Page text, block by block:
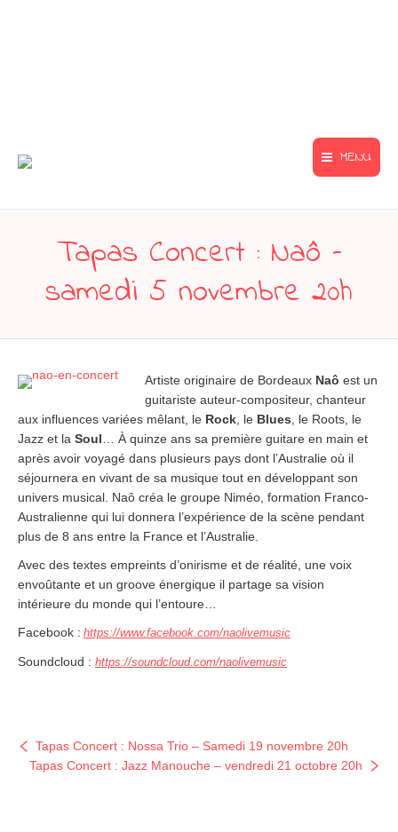
MENU
Tapas Concert : Naô –
samedi 5 novembre 20h
Artiste originaire de Bordeaux Naô est un
guitariste auteur-compositeur, chanteur
aux influences variées mêlant, le Rock , le Blues , le Roots, le
Jazz et la Soul … À quinze ans sa première guitare en main et
après avoir voyagé dans plusieurs pays dont l’Australie où il
séjournera en vivant de sa musique tout en développant son
univers musical. Naô créa le groupe Niméo, formation Franco-
Australienne qui lui donnera l’expérience de la scène pendant
plus de 8 ans entre la France et l’Australie.
Avec des textes empreints d’onirisme et de réalité, une voix
envoûtante et un groove énergique il partage sa vision
intérieure du monde qui l’entoure…
Facebook : https://www.facebook.com/naolivemusic
Soundcloud : https://soundcloud.com/naolivemusic
Tapas Concert : Nossa Trio – Samedi 19 novembre 20h
Tapas Concert : Jazz Manouche – vendredi 21 octobre 20h